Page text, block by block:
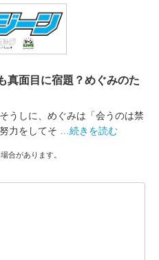
真面目に宿題？めぐみのた
うしに、めぐみは「会うのは禁
力をしてそ
…続きを読む
合があります。